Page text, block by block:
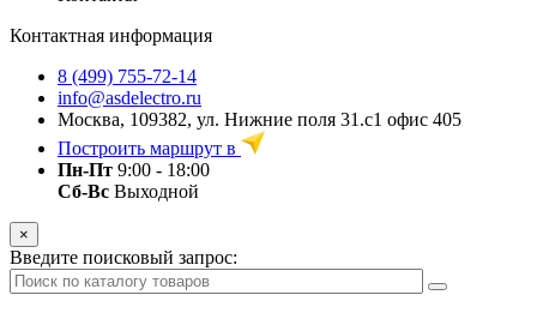
Контактная информация
8 (499) 755-72-14
info@asdelectro.ru
Москва, 109382, ул. Нижние поля 31.с1 офис 405
Построить маршрут в
Пн-Пт 9:00 - 18:00
Сб-Вс Выходной
×
Введите поисковый запрос: